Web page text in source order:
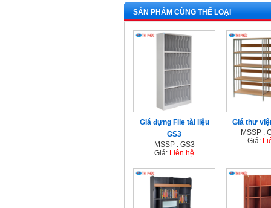
SẢN PHẨM CÙNG THỂ LOẠI
Giá đựng File tài liệu
GS3
MSSP : GS3
Giá: Liên hệ
Giá thư
MSSP :
Giá: